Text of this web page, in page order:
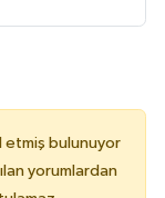
etmiş bulunuyor
yorumlardan